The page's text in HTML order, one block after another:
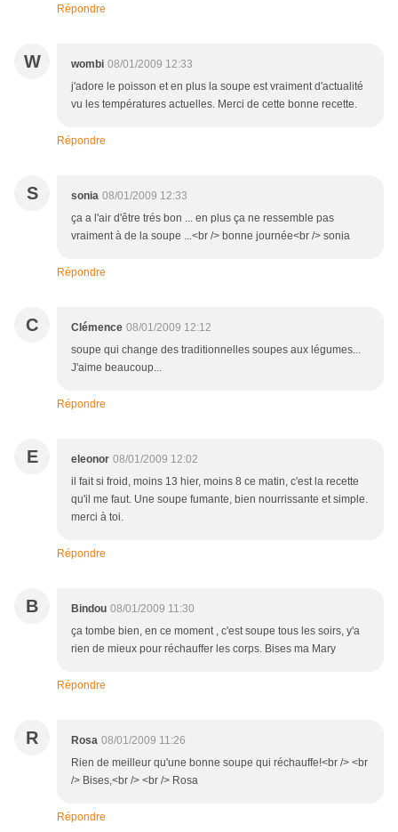
Répondre
W wombi 08/01/2009 12:33
j'adore le poisson et en plus la soupe est vraiment d'actualité
vu les températures actuelles. Merci de cette bonne recette.
Répondre
S sonia 08/01/2009 12:33
ça a l'air d'être trés bon ... en plus ça ne ressemble pas
vraiment à de la soupe ...<br /> bonne journée<br /> sonia
Répondre
C Clémence 08/01/2009 12:12
soupe qui change des traditionnelles soupes aux légumes...
J'aime beaucoup...
Répondre
E eleonor 08/01/2009 12:02
il fait si froid, moins 13 hier, moins 8 ce matin, c'est la recette
qu'il me faut. Une soupe fumante, bien nourrissante et simple.
merci à toi.
Répondre
B Bindou 08/01/2009 11:30
ça tombe bien, en ce moment , c'est soupe tous les soirs, y'a
rien de mieux pour réchauffer les corps. Bises ma Mary
Répondre
R Rosa 08/01/2009 11:26
Rien de meilleur qu'une bonne soupe qui réchauffe!<br /> <br
/> Bises,<br /> <br /> Rosa
Répondre